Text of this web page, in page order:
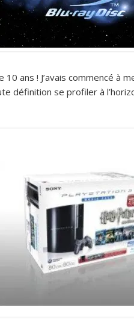
ans ! J’avais commencé à
définition se profiler à